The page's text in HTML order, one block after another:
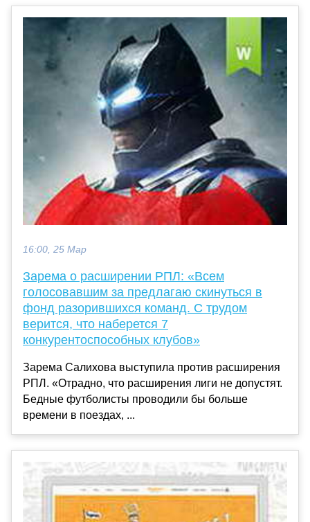
16:00, 25 Мар
Зарема о расширении РПЛ: «Всем
голосовавшим за предлагаю скинуться в
фонд разорившихся команд. С трудом
верится, что наберется 7
конкурентоспособных клубов»
Зарема Салихова выступила против расширения
РПЛ. «Отрадно, что расширения лиги не допустят.
Бедные футболисты проводили бы больше
времени в поездах, ...